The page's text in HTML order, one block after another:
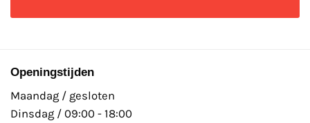
Openingstijden
Maandag / gesloten
Dinsdag / 09:00 - 18:00